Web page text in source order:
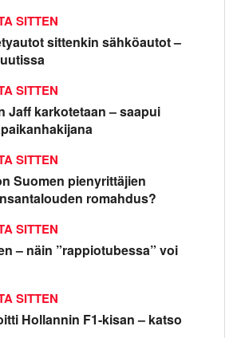
sittenkin sähköautot –
SITTEN
Jaff karkotetaan – saapui
SITTEN
Suomen pienyrittäjien
romahdus?
SITTEN
– näin ”rappiotubessa” voi
SITTEN
Hollannin F1-kisan – katso
SITTEN